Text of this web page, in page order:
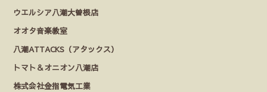
ウエルシア八潮大曽根店
オオタ音楽教室
八潮ATTACKS（アタックス）
トマト＆オニオン八潮店
株式会社金指電気工業